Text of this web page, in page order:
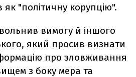
як "політичну корупцію".
вимогу й іншого
який просив визнати
про зловживання
з боку мера та